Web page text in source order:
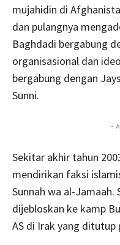
mujahidin di
dan pulangnya
Baghdadi bergabung
organisasional dan
bergabung dengan
Sunni.
-
Sekitar akhir tahun
mendirikan faksi
Sunnah wa al-Jamaah.
dijebloskan ke kamp
AS di Irak yang ditutup